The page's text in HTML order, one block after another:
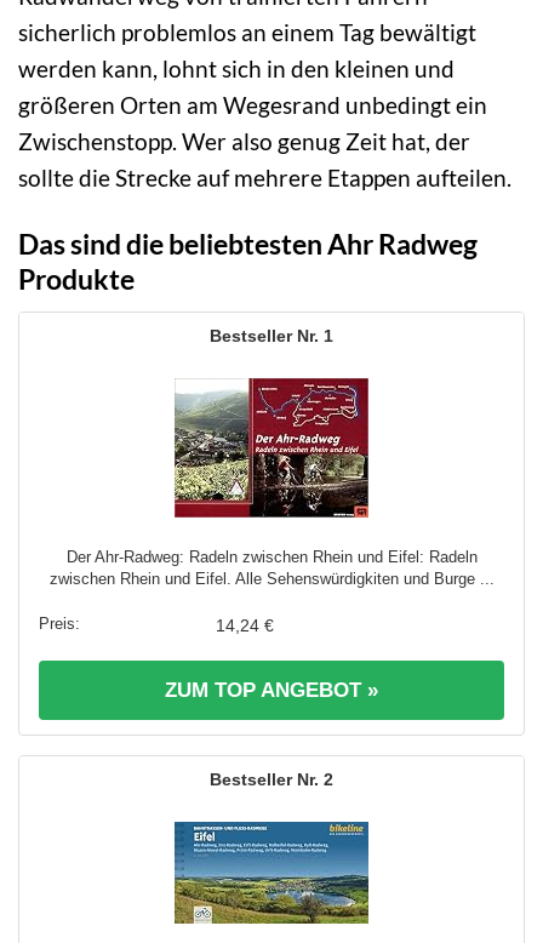
sicherlich problemlos an einem Tag bewältigt
werden kann, lohnt sich in den kleinen und
größeren Orten am Wegesrand unbedingt ein
Zwischenstopp. Wer also genug Zeit hat, der
sollte die Strecke auf mehrere Etappen aufteilen.
Das sind die beliebtesten Ahr Radweg
Produkte
1
Der Ahr-Radweg: Radeln zwischen Rhein und Eifel: Radeln
zwischen Rhein und Eifel. Alle Sehenswürdigkiten und Burge ...
14,24 €
ZUM TOP ANGEBOT »
2